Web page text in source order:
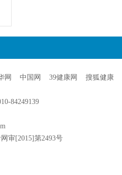
网 中国网 39健康网 搜狐健康
84249139
审[2015]第2493号